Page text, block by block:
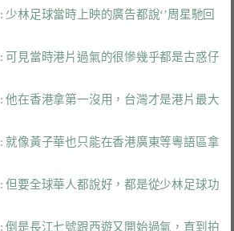
: 少林足球當時上映的廣告都說‘’周星馳回
: 可見當時港片過氣的很慘幾乎都是古惑仔
: 他在香港拿第一沒用，台灣才是港片最大
: 就像黃子華也只能在香港廣東等粵語區拿
: 但要全球華人都說好，都是從少林足球功
: 倒是長江七號跟西遊又開始過氣，直到拍